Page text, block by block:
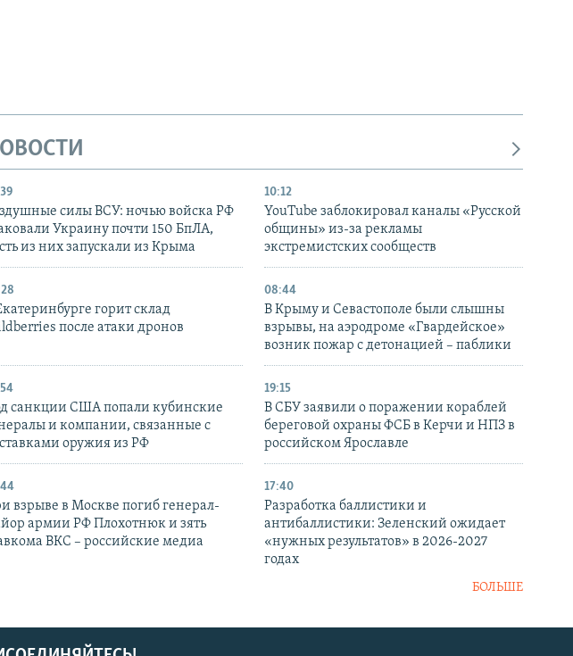
силы ВСУ: ночью войска РФ
Украину почти 150 БпЛА,
из них запускали из Крыма
10:12
YouTube заблокировал каналы «Русской
общины» из-за рекламы
экстремистских сообществ
горит склад
после атаки дронов
08:44
В Крыму и Севастополе были слышны
взрывы, на аэродроме «Гвардейское»
возник пожар с детонацией – паблики
санкции США попали кубинские
и компании, связанные с
оружия из РФ
19:15
В СБУ заявили о поражении кораблей
береговой охраны ФСБ в Керчи и НПЗ в
российском Ярославле
взрыве в Москве погиб генерал-
армии РФ Плохотнюк и зять
ВКС – российские медиа
17:40
Разработка баллистики и
антибаллистики: Зеленский ожидает
«нужных результатов» в 2026-2027
годах
БОЛЬШЕ